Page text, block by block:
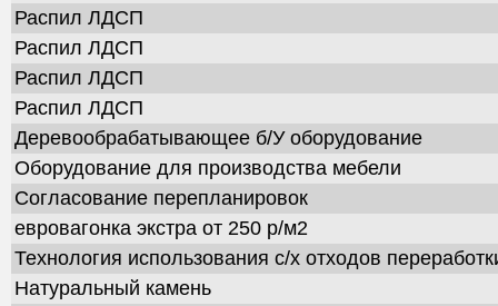
Распил ЛДСП
Распил ЛДСП
Распил ЛДСП
Распил ЛДСП
Деревообрабатывающее б/У оборудование
Оборудование для производства мебели
Согласование перепланировок
евровагонка экстра от 250 р/м2
Технология использования с/х отходов
Натуральный камень